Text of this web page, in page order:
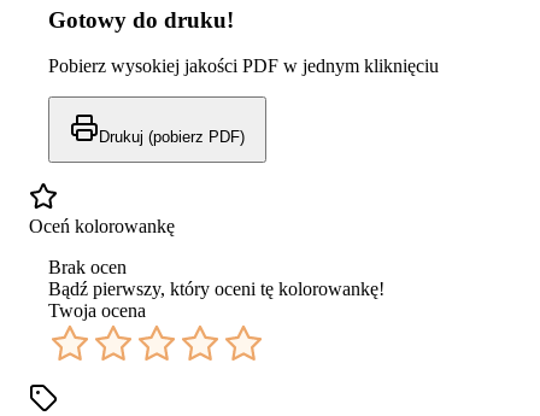
Gotowy do druku!
Pobierz wysokiej jakości PDF w jednym kliknięciu
Drukuj (pobierz PDF)
Oceń kolorowankę
Brak ocen
Bądź pierwszy, który oceni tę kolorowankę!
Twoja ocena